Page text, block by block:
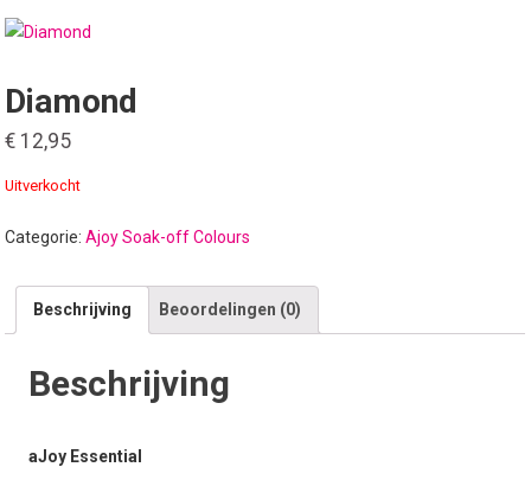
Diamond
€ 12,95
Uitverkocht
Categorie:Ajoy Soak-off Colours
Beschrijving Beoordelingen (0)
Beschrijving
aJoy Essential